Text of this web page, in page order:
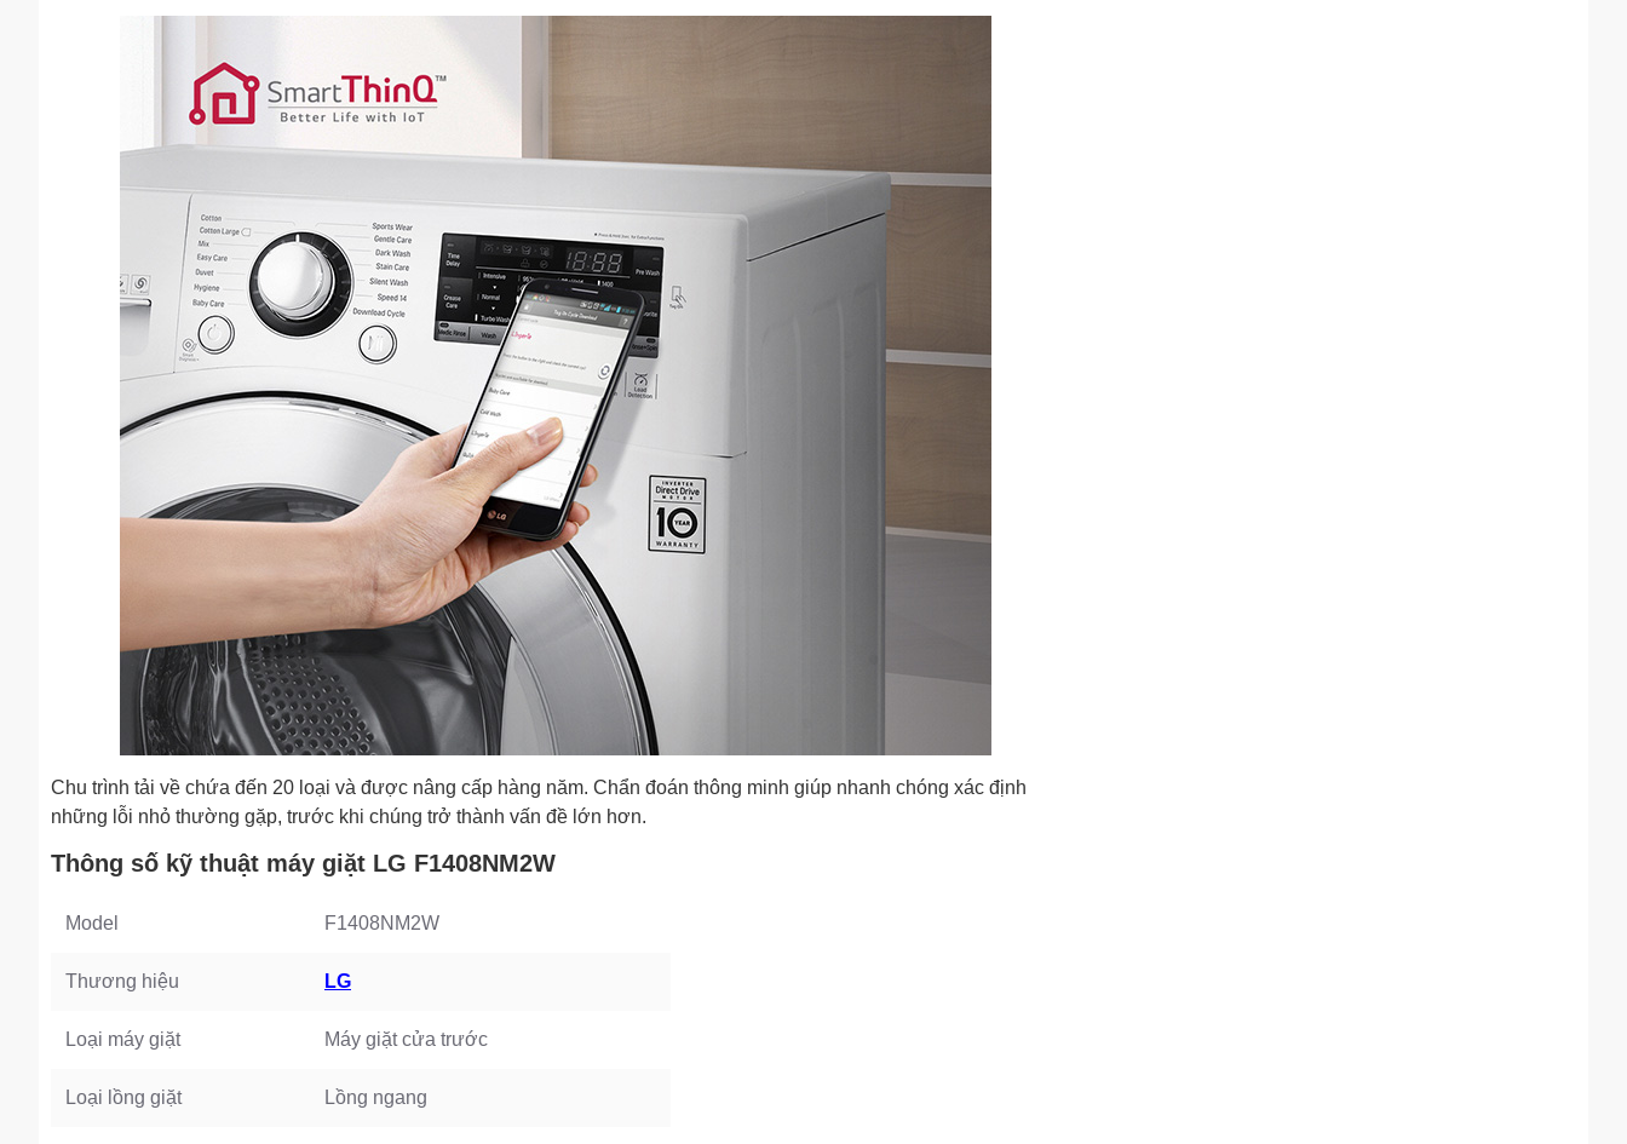
Chu trình tải về chứa đến 20 loại và được nâng cấp hàng năm. Chẩn đoán thông minh giúp nhanh chóng xác định
những lỗi nhỏ thường gặp, trước khi chúng trở thành vấn đề lớn hơn.
Thông số kỹ thuật máy giặt LG F1408NM2W
Model F1408NM2W
Thương hiệu LG
Loại máy giặt Máy giặt cửa trước
Loại lồng giặt Lồng ngang